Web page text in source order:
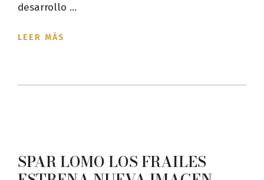
desarrollo ...
LEER MÁS
SPAR LOMO LOS FRAILES